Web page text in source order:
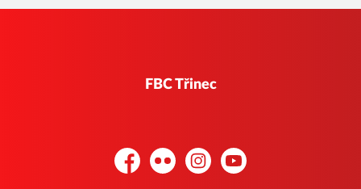
FBC Třinec
FacebookFlickr InstagramYouTube